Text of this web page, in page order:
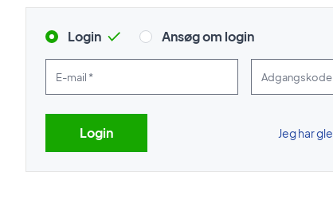
Login Ansøg om login
Jeg har